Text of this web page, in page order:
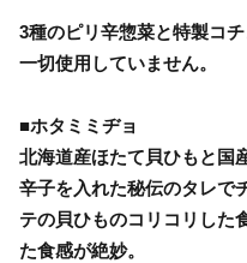
3種のピリ辛惣菜と特製コ
一切使用していません。
■ホタミミヂョ
北海道産ほたて貝ひもと国
辛子を入れた秘伝のタレで
テの貝ひものコリコリした
た食感が絶妙。